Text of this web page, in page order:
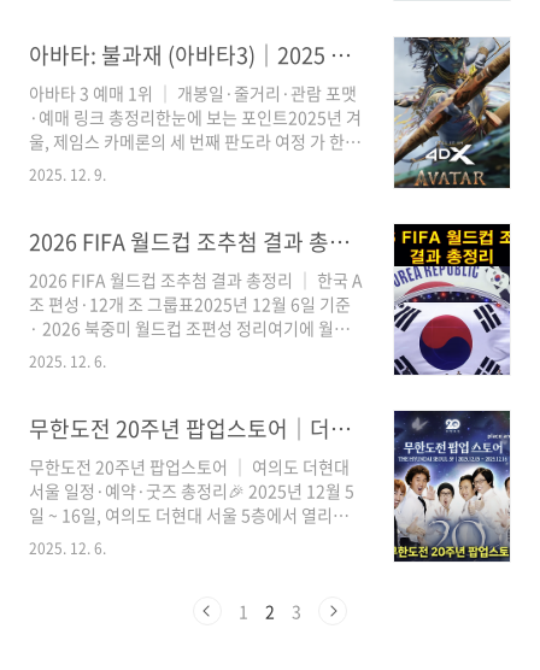
이에서 어떤 의료행위 의혹이 제기됐는지· 사건
이 커지게 된 타임라인과 방송·언론 보도 흐름·
의료법·형사 책임과 관련된 핵심 쟁점· 향후 수
사, 연예계 활동, ‘홈 링거 문화’ 등 관전 포인트까
지 정리합니다.1. ‘주사 이모’ 논란, 무엇이 문제
로 불거졌나논란의 중심에는 박나래에게 각종 수
의 주장에 따르면, A씨는 병원이 아..
아바타: 불과재 (아바타3)｜2025 예매 1위·예고편·관람 포맷·링크 총정리
아바타 3 예매 1위 │ 개봉일·줄거리·관람 포맷
·예매 링크 총정리한눈에 보는 포인트2025년 겨
울, 제임스 카메론의 세 번째 판도라 여정 가 한국
에서 전 세계 최초 개봉합니다. 개봉 전부터 예매
율 1위, 새로운 불·재의 부족(재의 부족)과 설리
Vision+Atmos까지… 어떤 상영관에서 보면 가
장 만족도가 높을지, 아래에서 정리해 드릴게
요.1. 개봉일·관람 가능 일정 정리국내 정식 개봉
일 : 2025년 12월 17일 (한국에서 전 세계 최초
개봉)러닝타임 : 약 197분 (3시간 17분)장르 : SF
· 액션 · 어드벤처 블록버스터감독 : 제임스 카메
인예매 ..
2025. 12. 9.
2026 FIFA 월드컵 조추첨 결과 총정리│한국 A조 확정 12개조 조편성표
2026 FIFA 월드컵 조추첨 결과 총정리 │ 한국 A
조 편성·12개 조 그룹표2025년 12월 6일 기준
· 2026 북중미 월드컵 조편성 정리여기에 월드
컵 조추첨 현장 or 축구 관련 대표 이미지를 넣어
주세요.1. 2026 FIFA 월드컵 조추첨 한눈에 보기
조편성이 확정됐습니다. 한국 대표팀은 개최국
멕시코, 남아프리카공화국, 그리고 유럽 플레이
오프 D 승자(체코·덴마크·북마케도니아·아일
랜드 중 1팀)와 함께 A조에 배정됐어요.대회 개
최국: 멕시코·미국·캐나다대회 기간: 2026년 6
월 11일 ~ 7월 19일조편성: 총 48개국, 12개 조
2025. 12. 6.
무한도전 20주년 팝업스토어│더현대·예약 비법·굿즈 라인업 총정리
무한도전 20주년 팝업스토어 │ 여의도 더현대
서울 일정·예약·굿즈 총정리🎉 2025년 12월 5
일 ~ 16일, 여의도 더현대 서울 5층에서 열리는
‘무한도전’ 방송 20주년 기념 팝업스토어 한 눈에
즈’라면 놓치기 아까운 연말 필참 팝업이에요. 💜
2025. 12. 6.
1 2 3